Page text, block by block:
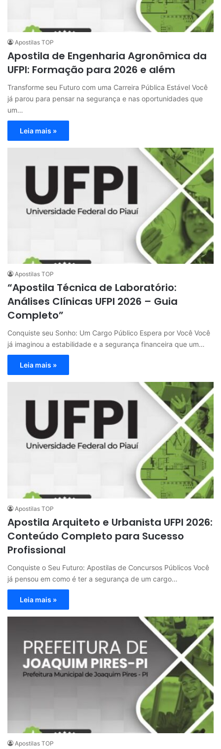
Apostilas TOP
Apostila de Engenharia Agronômica da
UFPI: Formação para 2026 e além
Transforme seu Futuro com uma Carreira Pública Estável Você
já parou para pensar na segurança e nas oportunidades que
um…
Leia mais »
Apostilas TOP
“Apostila Técnica de Laboratório:
Análises Clínicas UFPI 2026 – Guia
Completo”
Conquiste seu Sonho: Um Cargo Público Espera por Você Você
já imaginou a estabilidade e a segurança financeira que um…
Leia mais »
Apostilas TOP
Apostila Arquiteto e Urbanista UFPI 2026:
Conteúdo Completo para Sucesso
Profissional
Conquiste o Seu Futuro: Apostilas de Concursos Públicos Você
já pensou em como é ter a segurança de um cargo…
Leia mais »
Apostilas TOP